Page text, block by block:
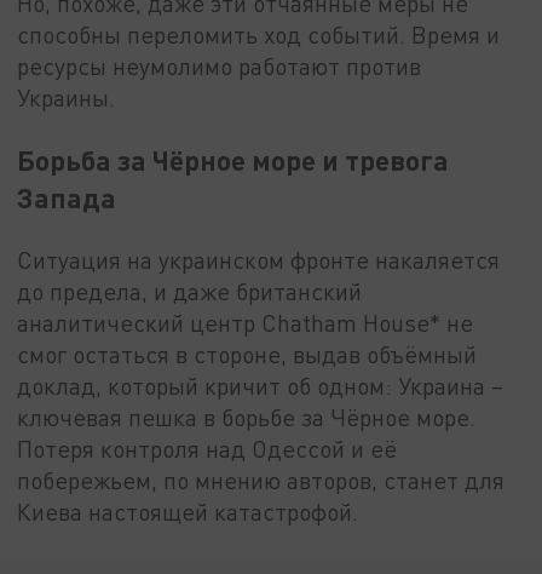
способны переломить ход событий. Время и
ресурсы неумолимо работают против
Украины.
Борьба за Чёрное море и тревога
Запада
Ситуация на украинском фронте накаляется
до предела, и даже британский
аналитический центр Chatham House* не
смог остаться в стороне, выдав объёмный
доклад, который кричит об одном: Украина –
ключевая пешка в борьбе за Чёрное море.
Потеря контроля над Одессой и её
побережьем, по мнению авторов, станет для
Киева настоящей катастрофой.